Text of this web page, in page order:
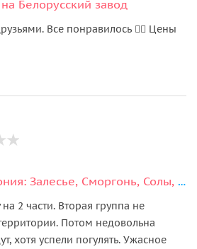
Белорусский завод
Все понравилось 👍🏼 Цены
Белорусская симфония: Залесье, Сморгонь, Солы, Островец, Гервяты
2 части. Вторая группа не
Потом недовольна
хотя успели погулять. Ужасное